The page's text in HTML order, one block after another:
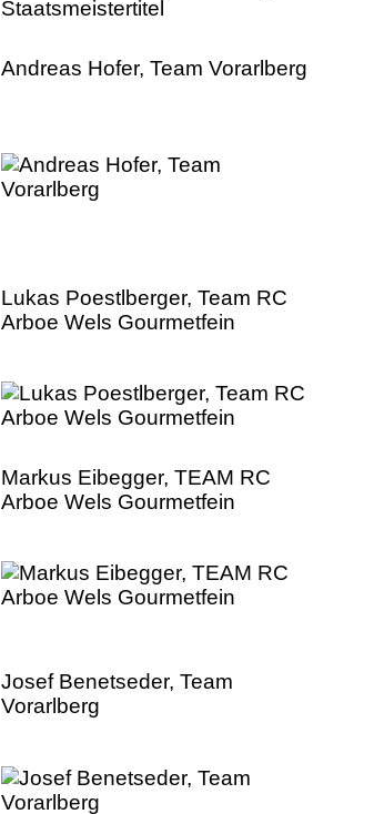
Andreas Hofer, Team Vorarlberg
Lukas Poestlberger, Team RC
Arboe Wels Gourmetfein
Markus Eibegger, TEAM RC
Arboe Wels Gourmetfein
Josef Benetseder, Team
Vorarlberg